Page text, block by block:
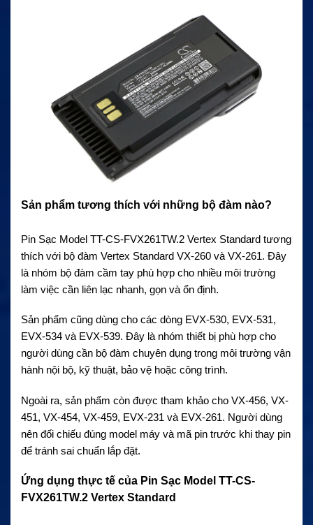
Sản phẩm tương thích với những bộ đàm nào?
Pin Sạc Model TT-CS-FVX261TW.2 Vertex Standard tương
thích với bộ đàm Vertex Standard VX-260 và VX-261. Đây
là nhóm bộ đàm cầm tay phù hợp cho nhiều môi trường
làm việc cần liên lạc nhanh, gọn và ổn định.
Sản phẩm cũng dùng cho các dòng EVX-530, EVX-531,
EVX-534 và EVX-539. Đây là nhóm thiết bị phù hợp cho
người dùng cần bộ đàm chuyên dụng trong môi trường vận
hành nội bộ, kỹ thuật, bảo vệ hoặc công trình.
Ngoài ra, sản phẩm còn được tham khảo cho VX-456, VX-
451, VX-454, VX-459, EVX-231 và EVX-261. Người dùng
nên đối chiếu đúng model máy và mã pin trước khi thay pin
để tránh sai chuẩn lắp đặt.
Ứng dụng thực tế của Pin Sạc Model TT-CS-
FVX261TW.2 Vertex Standard